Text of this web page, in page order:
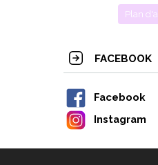
Plan
FACEBOOK
Facebook
Instagram